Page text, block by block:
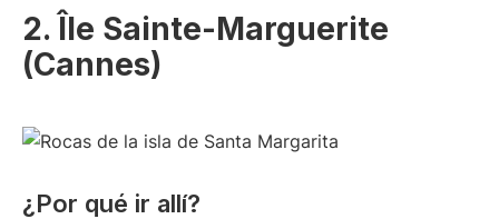
2. Île Sainte-Marguerite
(Cannes)
¿Por qué ir allí?